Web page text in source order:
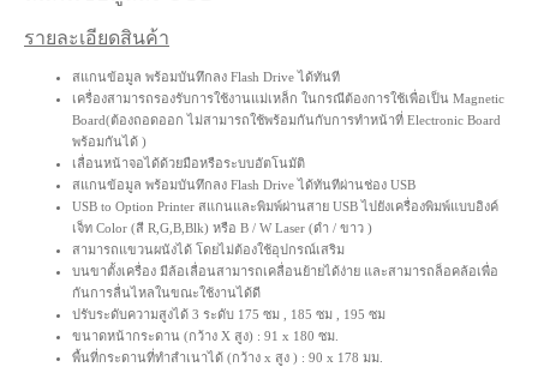
รายละเอียดสินค้า
สแกนข้อมูล พร้อมบันทึกลง Flash Drive ได้ทันที
เครื่องสามารถรองรับการใช้งานแม่เหล็ก ในกรณีต้องการใช้เพื่อเป็น Magnetic
Board(ต้องถอดออก ไม่สามารถใช้พร้อมกันกับการทำหน้าที่ Electronic Board
พร้อมกันได้ )
เลื่อนหน้าจอได้ด้วยมือหรือระบบอัตโนมัติ
สแกนข้อมูล พร้อมบันทึกลง Flash Drive ได้ทันทีผ่านช่อง USB
USB to Option Printer สแกนและพิมพ์ผ่านสาย USB ไปยังเครื่องพิมพ์แบบอิงค์
เจ็ท Color (สี R,G,B,Blk) หรือ B / W Laser (ดำ / ขาว )
สามารถแขวนผนังได้ โดยไม่ต้องใช้อุปกรณ์เสริม
บนขาตั้งเครื่อง มีล้อเลื่อนสามารถเคลื่อนย้ายได้ง่าย และสามารถล็อคล้อเพื่อ
กันการลื่นไหลในขณะใช้งานได้ดี
ปรับระดับความสูงได้ 3 ระดับ 175 ซม , 185 ซม , 195 ซม
ขนาดหน้ากระดาน (กว้าง X สูง) : 91 x 180 ซม.
พื้นที่กระดานที่ทำสำเนาได้ (กว้าง x สูง ) : 90 x 178 มม.